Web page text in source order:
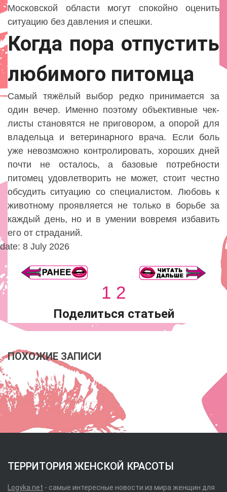
Московской области могут спокойно оценить
ситуацию без давления и спешки.
Когда пора отпустить
любимого питомца
Самый тяжёлый выбор редко принимается за
один вечер. Именно поэтому объективные чек-
листы становятся не приговором, а опорой для
владельца и ветеринарного врача. Если боль
уже невозможно контролировать, хороших дней
почти не осталось, а базовые потребности
питомец удовлетворить не может, стоит честно
обсудить ситуацию со специалистом. Любовь к
животному проявляется не только в борьбе за
каждый день, но и в умении вовремя избавить
его от страданий.
date: 8 July 2026
1 2
Поделиться статьей
ПОХОЖИЕ ЗАПИСИ
ТЕРРИТОРИЯ ЖЕНСКОЙ КРАСОТЫ
Logyka.net - самые интересные новости из мира женщин для